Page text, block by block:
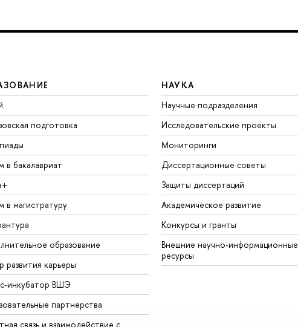
подготовка
в бакалавриат
в магистратуру
образование
развития карьеры
инкубатор ВШЭ
партнерства
связь и взаимодействие с
НАУКА
Научные подразделения
Исследовательские проекты
Мониторинги
Диссертационные советы
Защиты диссертаций
Академическое развитие
Конкурсы и гранты
Внешние научно-информационные
ресурсы